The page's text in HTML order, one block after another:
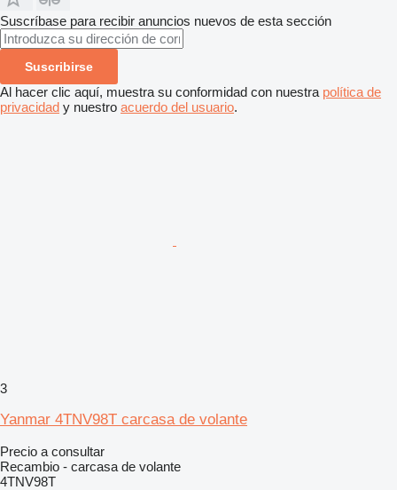
Suscríbase para recibir anuncios nuevos de esta sección
Suscribirse
Al hacer clic aquí, muestra su conformidad con nuestra política de
privacidad y nuestro acuerdo del usuario.
3
Yanmar 4TNV98T carcasa de volante
Precio a consultar
Recambio - carcasa de volante
4TNV98T